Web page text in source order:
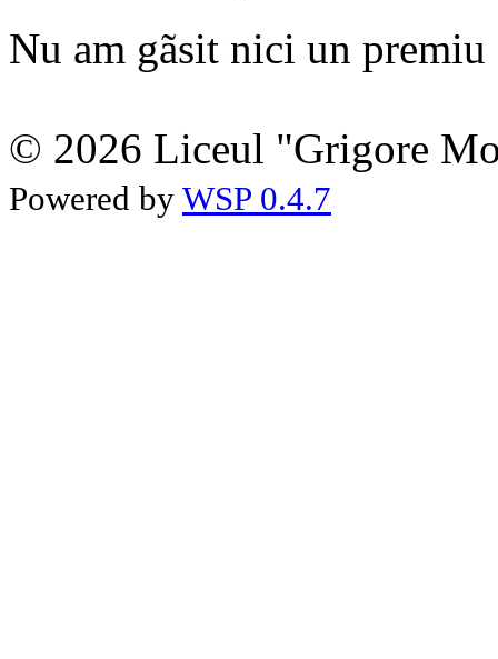
Nu am gãsit nici un premiu
© 2026 Liceul "Grigore
Powered by WSP 0.4.7